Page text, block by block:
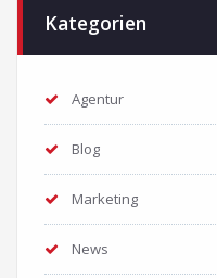
Kategorien
Agentur
Blog
Marketing
News